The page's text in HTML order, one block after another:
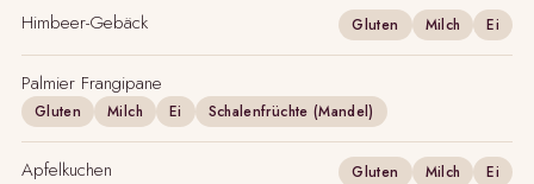
Himbeer-Gebäck Gluten Milch Ei
Palmier Frangipane
Gluten Milch Ei Schalenfrüchte (Mandel)
Apfelkuchen Gluten Milch Ei